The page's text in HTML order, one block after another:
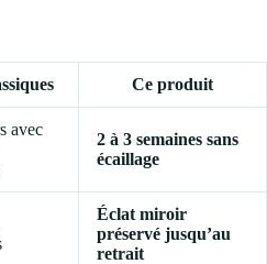
Ce produit
avec
2 à 3 semaines sans
écaillage
Éclat miroir
préservé jusqu’au
retrait